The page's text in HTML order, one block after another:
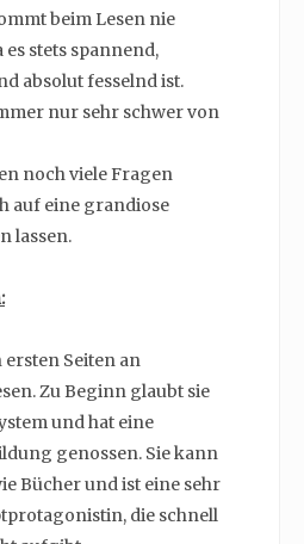
beim Lesen nie
stets spannend,
absolut fesselnd ist.
nur sehr schwer von
noch viele Fragen
auf eine grandiose
lassen.
ersten Seiten an
Zu Beginn glaubt sie
und hat eine
genossen. Sie kann
Bücher und ist eine sehr
die schnell